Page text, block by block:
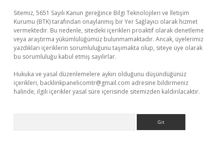
Sitemiz, 5651 Sayılı Kanun gereğince Bilgi Teknolojileri ve İletişim
Kurumu (BTK) tarafından onaylanmış bir Yer Sağlayıcı olarak hizmet
vermektedir. Bu nedenle, sitedeki içerikleri proaktif olarak denetleme
veya araştırma yükümlülüğümüz bulunmamaktadır. Ancak, üyelerimiz
yazdıkları içeriklerin sorumluluğunu taşımakta olup, siteye üye olarak
bu sorumluluğu kabul etmiş sayılırlar.
Hukuka ve yasal düzenlemelere aykırı olduğunu düşündüğünüz
içerikleri, backlinkpanelicomtr@gmail.com adresine bildirmeniz
halinde, ilgili içerikler yasal süre içerisinde sitemizden kaldırılacaktır.